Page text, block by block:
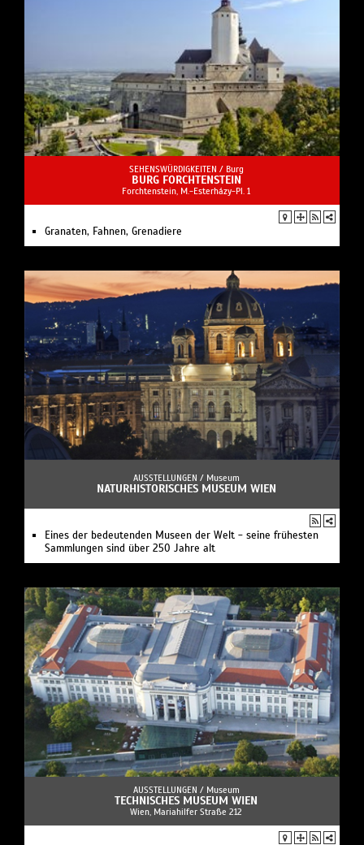
SEHENSWÜRDIGKEITEN / Burg
BURG FORCHTENSTEIN
Forchtenstein, M.-Esterházy-Pl. 1
Granaten, Fahnen, Grenadiere
AUSSTELLUNGEN / Museum
NATURHISTORISCHES MUSEUM WIEN
Eines der bedeutenden Museen der Welt - seine frühesten
Sammlungen sind über 250 Jahre alt
AUSSTELLUNGEN / Museum
TECHNISCHES MUSEUM WIEN
Wien, Mariahilfer Straße 212